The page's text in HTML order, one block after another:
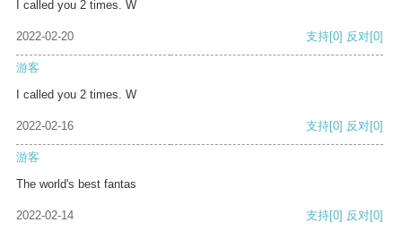
I called you 2 times. W
2022-02-20 支持[0] 反对[0]
游客
I called you 2 times. W
2022-02-16 支持[0] 反对[0]
游客
The world's best fantas
2022-02-14 支持[0] 反对[0]